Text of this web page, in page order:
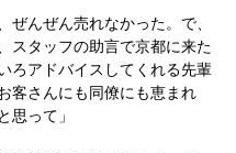
ぜんぜん売れなかった。で、
スタッフの助言で京都に来た
ろアドバイスしてくれる先輩
客さんにも同僚にも恵まれ
思って」